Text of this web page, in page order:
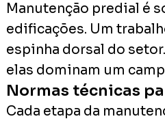
Manutenção predial é
edificações. Um
espinha dorsal do
elas dominam um
Normas técnicas
Cada etapa da